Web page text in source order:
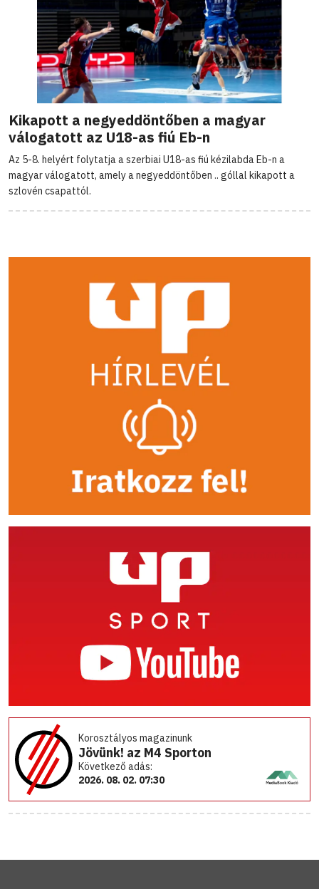
Kikapott a negyeddöntőben a magyar
válogatott az U18-as fiú Eb-n
Az 5-8. helyért folytatja a szerbiai U18-as fiú kézilabda Eb-n a
magyar válogatott, amely a negyeddöntőben .. góllal kikapott a
szlovén csapattól.
Korosztályos magazinunk
Jövünk! az M4 Sporton
Következő adás:
2026. 08. 02. 07:30